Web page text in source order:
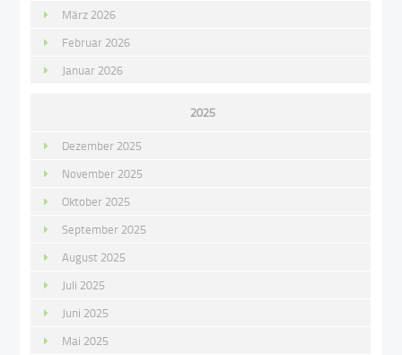
März 2026
Februar 2026
Januar 2026
2025
Dezember 2025
November 2025
Oktober 2025
September 2025
August 2025
Juli 2025
Juni 2025
Mai 2025